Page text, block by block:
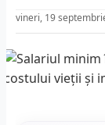
vineri, 19